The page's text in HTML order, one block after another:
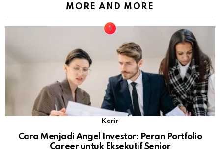
MORE AND MORE
Karir
Cara Menjadi Angel Investor: Peran Portfolio
Career untuk Eksekutif Senior